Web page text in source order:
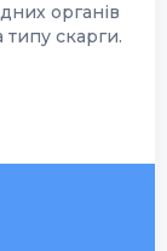
органів
типу скарги.